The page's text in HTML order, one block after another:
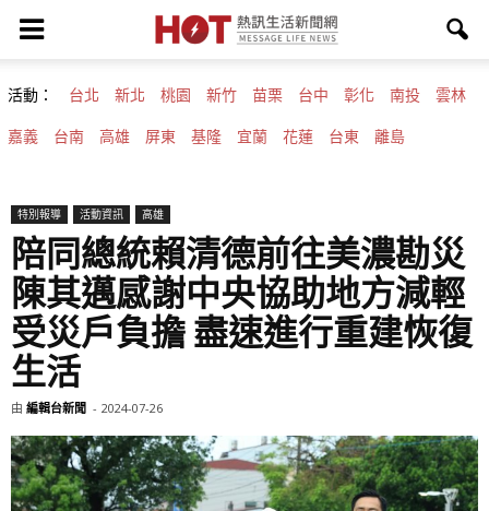
活動： 台北 新北 桃園 新竹 苗栗 台中 彰化 南投 雲林
嘉義 台南 高雄 屏東 基隆 宜蘭 花蓮 台東 離島
特別報導 活動資訊 高雄
陪同總統賴清德前往美濃勘災
陳其邁感謝中央協助地方減輕
受災戶負擔 盡速進行重建恢復
生活
由 編輯台新聞 - 2024-07-26